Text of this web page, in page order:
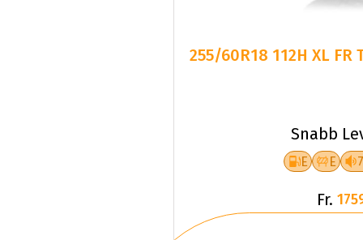
255/60R18 112H XL FR
Snabb
E E
Fr.